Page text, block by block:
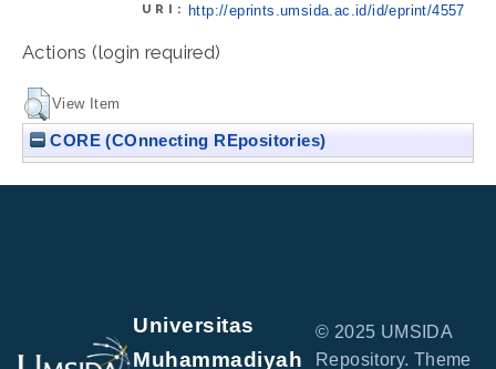
URI: http://eprints.umsida.ac.id/id/eprint/4557
Actions (login required)
View Item
CORE (COnnecting REpositories)
Universitas
Muhammadiyah
© 2025 UMSIDA
Repository. Theme